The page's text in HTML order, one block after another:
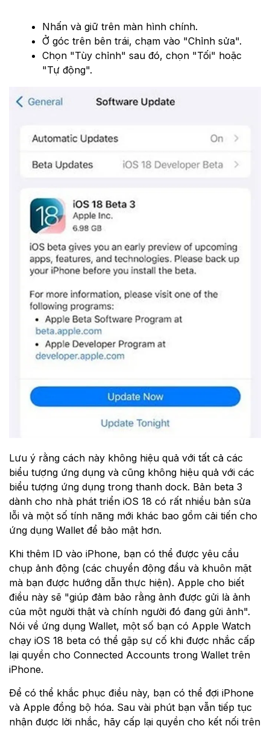
Nhấn và giữ trên màn hình chính.
Ở góc trên bên trái, chạm vào "Chỉnh sửa".
Chọn "Tùy chỉnh" sau đó, chọn "Tối" hoặc
"Tự động".
Lưu ý rằng cách này không hiệu quả với tất cả các
biểu tượng ứng dụng và cũng không hiệu quả với các
biểu tượng ứng dụng trong thanh dock. Bản beta 3
dành cho nhà phát triển iOS 18 có rất nhiều bản sửa
lỗi và một số tính năng mới khác bao gồm cải tiến cho
ứng dụng Wallet để bảo mật hơn.
Khi thêm ID vào iPhone, bạn có thể được yêu cầu
chụp ảnh động (các chuyển động đầu và khuôn mặt
mà bạn được hướng dẫn thực hiện). Apple cho biết
điều này sẽ "giúp đảm bảo rằng ảnh được gửi là ảnh
của một người thật và chính người đó đang gửi ảnh".
Nói về ứng dụng Wallet, một số bạn có Apple Watch
chạy iOS 18 beta có thể gặp sự cố khi được nhắc cấp
lại quyền cho Connected Accounts trong Wallet trên
iPhone.
Để có thể khắc phục điều này, bạn có thể đợi iPhone
và Apple đồng bộ hóa. Sau vài phút bạn vẫn tiếp tục
nhận được lời nhắc, hãy cấp lại quyền cho kết nối trên